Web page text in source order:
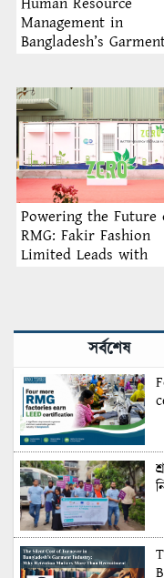
Management in
Bangladesh’s
Strategic
Powering the Future
RMG: Fakir Fashion
Limited Leads with
সর্বশেষ